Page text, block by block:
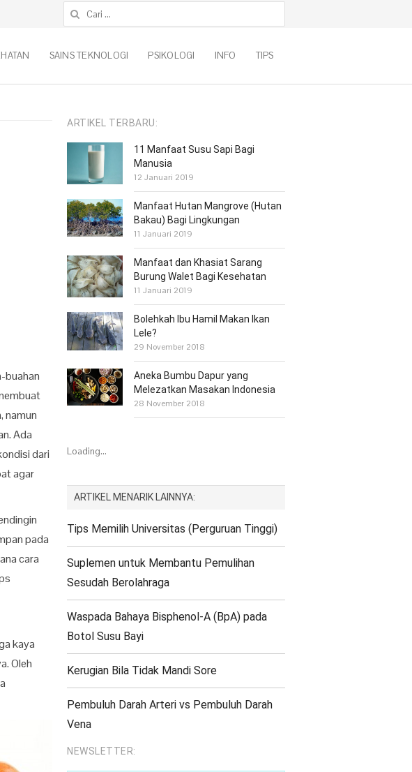
Cari untuk:
SAINS TEKNOLOGI PSIKOLOGI INFO TIPS
buahan
namun
Ada
dari
agar
pada
cara
kaya
Oleh
ARTIKEL TERBARU:
11 Manfaat Susu Sapi Bagi
Manusia
12 Januari 2019
Manfaat Hutan Mangrove (Hutan
Bakau) Bagi Lingkungan
11 Januari 2019
Manfaat dan Khasiat Sarang
Burung Walet Bagi Kesehatan
11 Januari 2019
Bolehkah Ibu Hamil Makan Ikan
Lele?
29 November 2018
Aneka Bumbu Dapur yang
Melezatkan Masakan Indonesia
28 November 2018
Loading...
ARTIKEL MENARIK LAINNYA:
Tips Memilih Universitas (Perguruan Tinggi)
Suplemen untuk Membantu Pemulihan
Sesudah Berolahraga
Waspada Bahaya Bisphenol-A (BpA) pada
Botol Susu Bayi
Kerugian Bila Tidak Mandi Sore
Pembuluh Darah Arteri vs Pembuluh Darah
Vena
NEWSLETTER: